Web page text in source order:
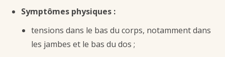
Symptômes physiques :
tensions dans le bas du corps, notamment dans
les jambes et le bas du dos ;